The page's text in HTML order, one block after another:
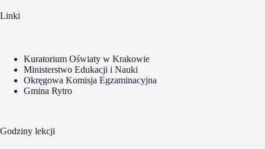
Linki
Kuratorium Oświaty w Krakowie
Ministerstwo Edukacji i Nauki
Okręgowa Komisja Egzaminacyjna
Gmina Rytro
Godziny lekcji